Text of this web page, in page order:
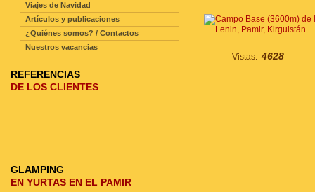
Vistas: 4628
Viajes de Navidad
Artículos y publicaciones
¿Quiénes somos? / Contactos
Nuestros vacancias
REFERENCIAS
DE LOS CLIENTES
GLAMPING
EN YURTAS EN EL PAMIR